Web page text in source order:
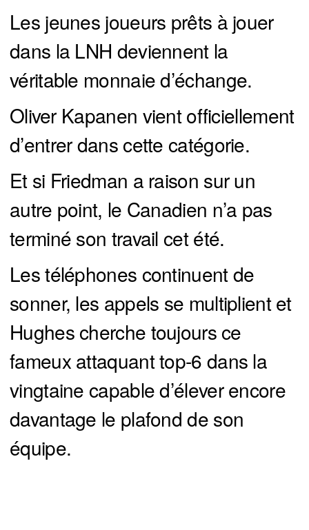
Les jeunes joueurs prêts à jouer
dans la LNH deviennent la
véritable monnaie d’échange.
Oliver Kapanen vient officiellement
d’entrer dans cette catégorie.
Et si Friedman a raison sur un
autre point, le Canadien n’a pas
terminé son travail cet été.
Les téléphones continuent de
sonner, les appels se multiplient et
Hughes cherche toujours ce
fameux attaquant top-6 dans la
vingtaine capable d’élever encore
davantage le plafond de son
équipe.